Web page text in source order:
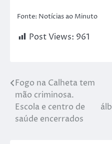
Fonte: Notícias ao Minuto
Post Views: 961
Fogo na Calheta tem
mão criminosa.
Escola e centro de
saúde encerrados